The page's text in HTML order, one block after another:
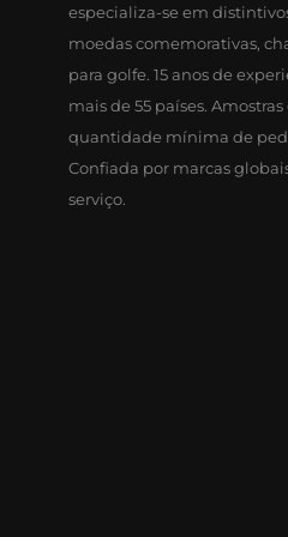
especializa-se em
moedas comemorativas,
para golfe. 15 anos de
mais de 55 países.
quantidade mínima de
Confiada por marcas
serviço.